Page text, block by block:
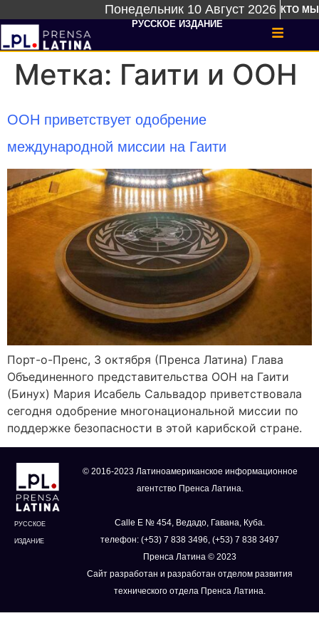
Понедельник 10 Август 2026 КТО МЫ
РУССКОЕ ИЗДАНИЕ
Метка: Гаити и ООН
ООН приветствует одобрение
международной миссии на Гаити
Порт-о-Пренс, 3 октября (Пренса Латина) Глава
Объединенного представительства ООН на Гаити
(Бинух) Мария Исабель Сальвадор приветствовала
сегодня одобрение многонациональной миссии по
поддержке безопасности в этой карибской стране.
РУССКОЕ
ИЗДАНИЕ
© 2016-2023 Латиноамериканское информационное
агентство Пренса Латина.
Calle E № 454, Ведадо, Гавана, Куба.
телефон: (+53) 7 838 3496, (+53) 7 838 3497
Пренса Латина © 2023
Сайт разработан и разработан отделом развития
технического отдела Пренса Латина.